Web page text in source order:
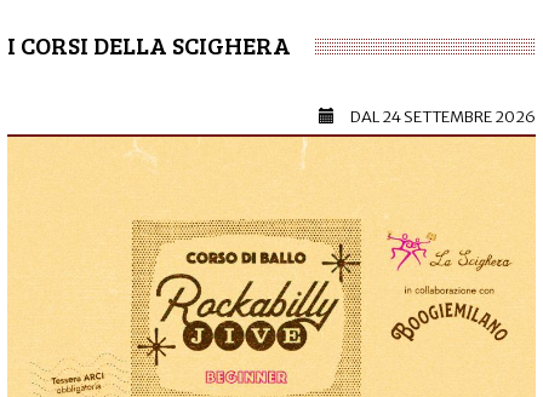
I CORSI DELLA SCIGHERA
DAL24 SETTEMBRE 2026